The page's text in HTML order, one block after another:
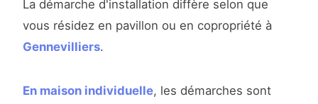
La démarche d'installation diffère selon que
vous résidez en pavillon ou en copropriété à
Gennevilliers.
En maison individuelle, les démarches sont